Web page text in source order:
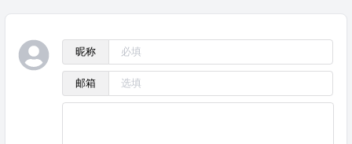
昵称
邮箱